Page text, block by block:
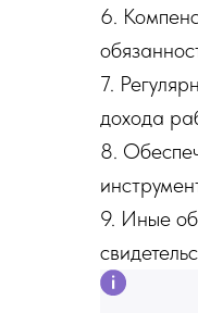
6.
7.
дохода
8.
9. Иные